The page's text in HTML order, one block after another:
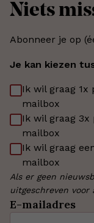
Niets
Abonneer je op
Je kan kiezen
Ik wil graag
mailbox
Ik wil graag
mailbox
Ik wil graag
mailbox
Als er geen
uitgeschreven voor
E-mailadres